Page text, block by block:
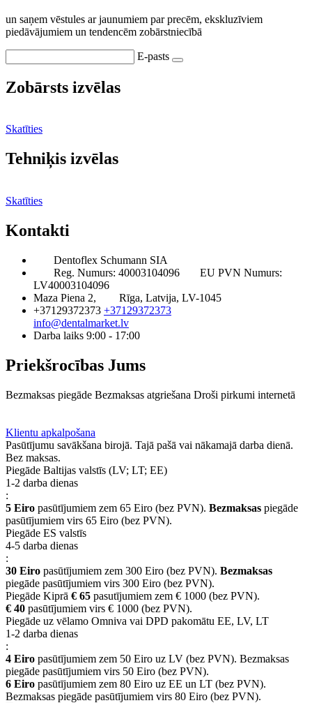
un saņem vēstules ar jaunumiem par precēm, ekskluzīviem
piedāvājumiem un tendencēm zobārstniecībā
E-pasts
Zobārsts izvēlas
Skatīties
Tehniķis izvēlas
Skatīties
Kontakti
Dentoflex Schumann SIA
Reg. Numurs: 40003104096
EU PVN Numurs:
LV40003104096
Maza Piena 2,
Rīga, Latvija, LV-1045
+37129372373 +37129372373
info@dentalmarket.lv
Darba laiks 9:00 - 17:00
Priekšrocības Jums
Bezmaksas piegāde Bezmaksas atgriešana Droši pirkumi internetā
Klientu apkalpošana
Pasūtījumu savākšana birojā. Tajā pašā vai nākamajā darba dienā.
Bez maksas.
Piegāde Baltijas valstīs (LV; LT; EE)
1-2 darba dienas
:
5 Eiro pasūtījumiem zem 65 Eiro (bez PVN). Bezmaksas piegāde
pasūtījumiem virs 65 Eiro (bez PVN).
Piegāde ES valstīs
4-5 darba dienas
:
30 Eiro pasūtījumiem zem 300 Eiro (bez PVN). Bezmaksas
piegāde pasūtījumiem virs 300 Eiro (bez PVN).
Piegāde Kiprā € 65 pasutījumiem zem € 1000 (bez PVN).
€ 40 pasūtījumiem virs € 1000 (bez PVN).
Piegāde uz vēlamo Omniva vai DPD pakomātu EE, LV, LT
1-2 darba dienas
:
4 Eiro pasūtījumiem zem 50 Eiro uz LV (bez PVN). Bezmaksas
piegāde pasūtījumiem virs 50 Eiro (bez PVN).
6 Eiro pasūtījumiem zem 80 Eiro uz EE un LT (bez PVN).
Bezmaksas piegāde pasūtījumiem virs 80 Eiro (bez PVN).